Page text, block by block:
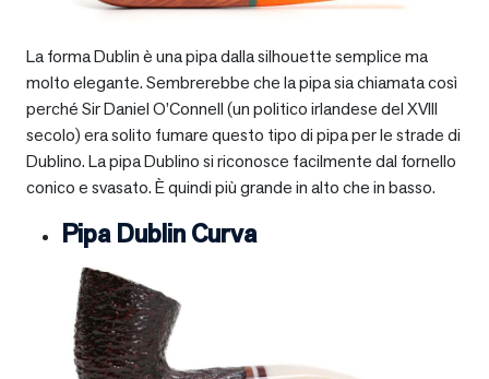
La forma Dublin è una pipa dalla silhouette semplice ma
molto elegante. Sembrerebbe che la pipa sia chiamata così
perché Sir Daniel O’Connell (un politico irlandese del XVIII
secolo) era solito fumare questo tipo di pipa per le strade di
Dublino. La pipa Dublino si riconosce facilmente dal fornello
conico e svasato. È quindi più grande in alto che in basso.
Pipa Dublin Curva